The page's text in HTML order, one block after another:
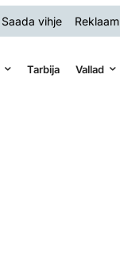
Saada vihje Reklaam
Tarbija Vallad